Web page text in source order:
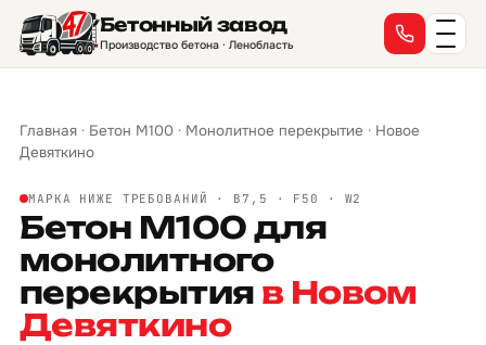
Бетонный завод
Производство бетона · Ленобласть
Главная · Бетон М100 · Монолитное перекрытие · Новое
Девяткино
МАРКА НИЖЕ ТРЕБОВАНИЙ · B7,5 · F50 · W2
Бетон М100 для
монолитного
перекрытия в Новом
Девяткино